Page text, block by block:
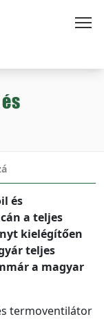
és
a teljes
kielégítően
teljes
a magyar
termoventilátor